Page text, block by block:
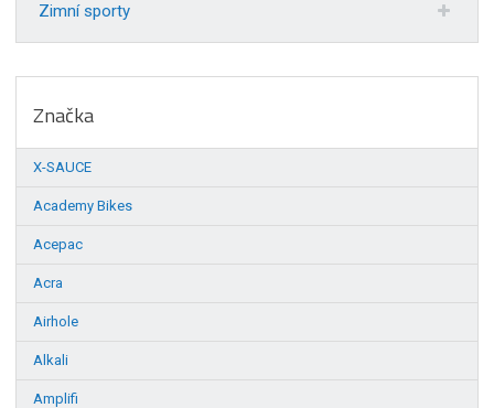
Zimní sporty
Značka
X-SAUCE
Academy Bikes
Acepac
Acra
Airhole
Alkali
Amplifi